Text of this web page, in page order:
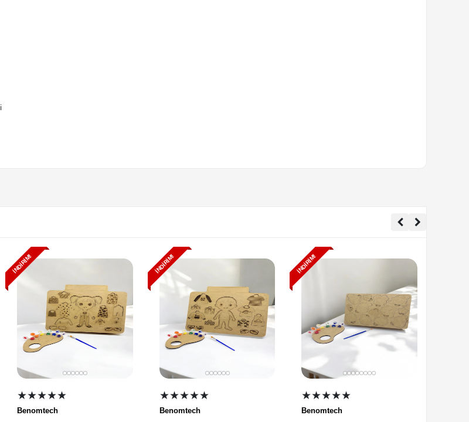
İNDIRIM!
★★★★★
Benomtech
İNDIRIM!
★★★★★
Benomtech
İNDIRIM!
★★★★★
Benomtech